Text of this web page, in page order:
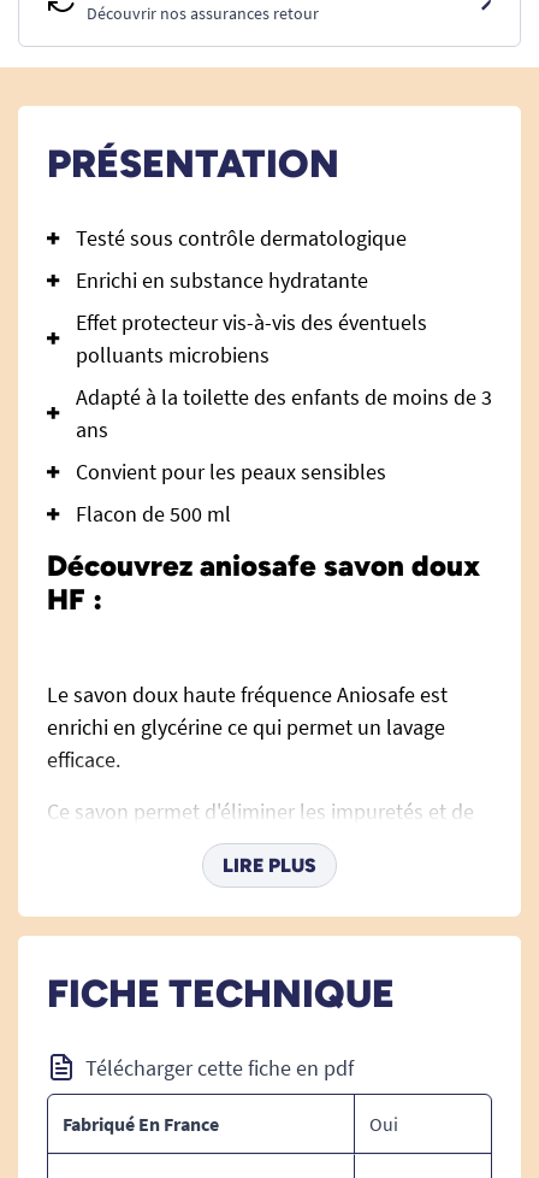
Découvrir nos assurances retour
PRÉSENTATION
Testé sous contrôle dermatologique
Enrichi en substance hydratante
Effet protecteur vis-à-vis des éventuels
polluants microbiens
Adapté à la toilette des enfants de moins de 3
ans
Convient pour les peaux sensibles
Flacon de 500 ml
Découvrez aniosafe savon doux
HF :
Le savon doux haute fréquence Aniosafe est
enrichi en glycérine ce qui permet un lavage
efficace.
Ce savon permet d'éliminer les impuretés et de
réduire la flore cutanée transitoire.
Avec son PH neutre et ses propriétés
enfants en bas âge.
dermatologique.
LIRE PLUS
FICHE TECHNIQUE
Télécharger cette fiche en pdf
Fabriqué En France Oui